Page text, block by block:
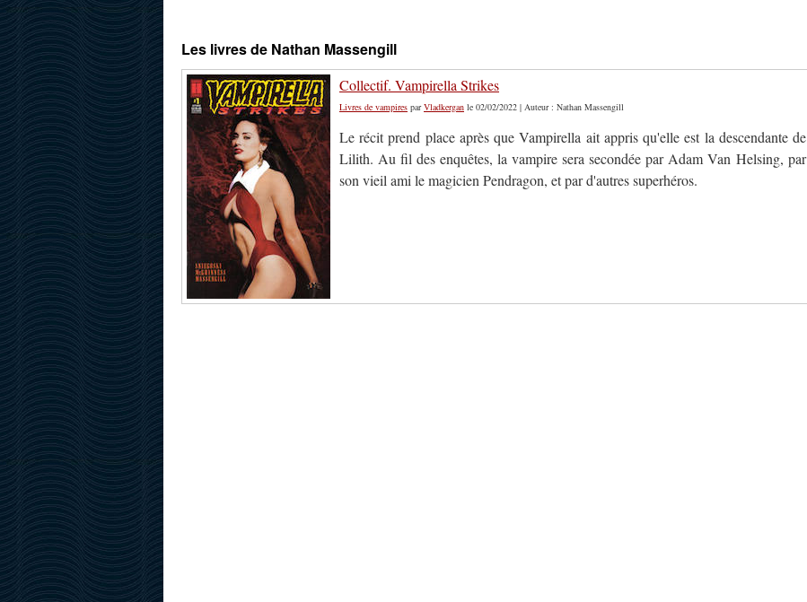
Les livres de Nathan Massengill
Collectif. Vampirella Strikes
Livres de vampires parVladkergan le 02/02/2022 | Auteur : Nathan Massengill
Le récit prend place après que Vampirella ait appris qu'elle est la descendante de
Lilith. Au fil des enquêtes, la vampire sera secondée par Adam Van Helsing, par
son vieil ami le magicien Pendragon, et par d'autres superhéros.